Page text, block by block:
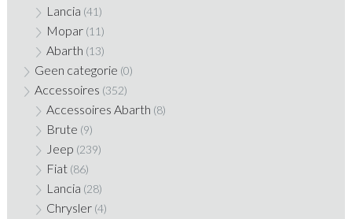
Lancia (41)
Mopar (11)
Abarth (13)
Geen categorie (0)
Accessoires (352)
Accessoires Abarth (8)
Brute (9)
Jeep (239)
Fiat (86)
Lancia (28)
Chrysler (4)